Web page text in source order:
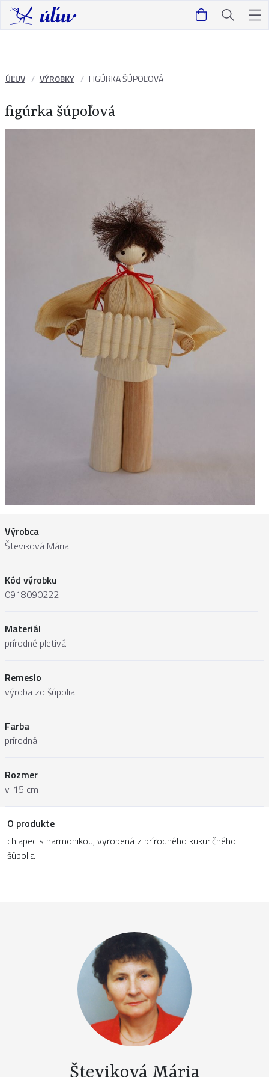
ÚĽUV VÝROBKY FIGÚRKA ŠÚPOĽOVÁ
figúrka šúpoľová
Výrobca
Števiková Mária
Kód výrobku
0918090222
Materiál
prírodné pletivá
Remeslo
výroba zo šúpolia
Farba
prírodná
Rozmer
v. 15 cm
O produkte
chlapec s harmonikou, vyrobená z prírodného kukuričného
šúpolia
Števiková Mária